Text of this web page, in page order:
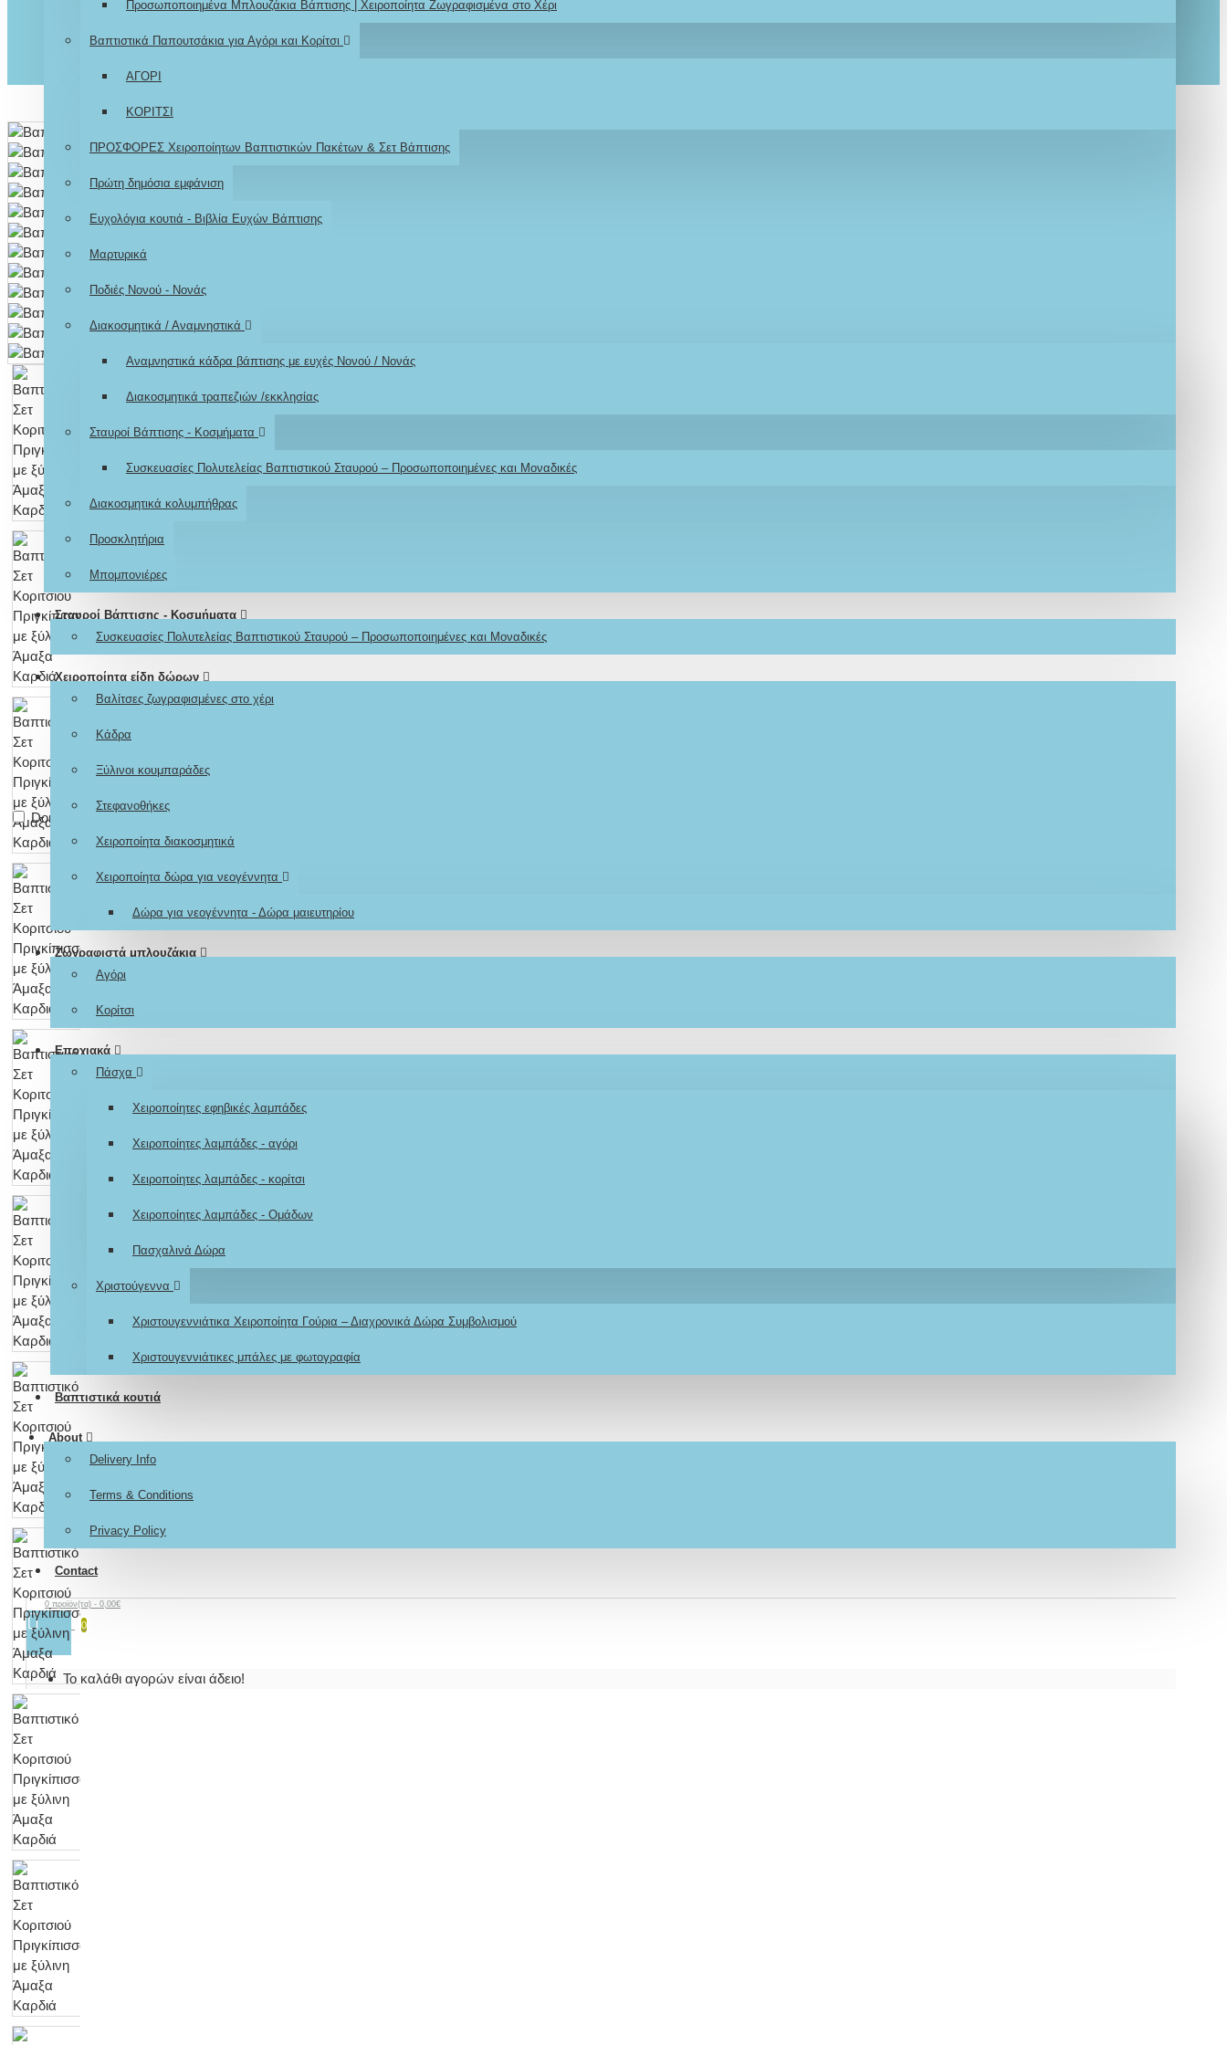
Don't show again.
Προσωποποιημένα Μπλουζάκια Βάπτισης | Χειροποίητα Ζωγραφισμένα στο Χέρι
Βαπτιστικά Παπουτσάκια για Αγόρι και Κορίτσι
ΑΓΟΡΙ
ΚΟΡΙΤΣΙ
ΠΡΟΣΦΟΡΕΣ Χειροποίητων Βαπτιστικών Πακέτων & Σετ Βάπτισης
Πρώτη δημόσια εμφάνιση
Ευχολόγια κουτιά - Βιβλία Ευχών Βάπτισης
Μαρτυρικά
Ποδιές Νονού - Νονάς
Διακοσμητικά / Αναμνηστικά
Αναμνηστικά κάδρα βάπτισης με ευχές Νονού / Νονάς
Διακοσμητικά τραπεζιών /εκκλησίας
Σταυροί Βάπτισης - Κοσμήματα
Συσκευασίες Πολυτελείας Βαπτιστικού Σταυρού – Προσωποποιημένες και Μοναδικές
Διακοσμητικά κολυμπήθρας
Προσκλητήρια
Μπομπονιέρες
Σταυροί Βάπτισης - Κοσμήματα
Συσκευασίες Πολυτελείας Βαπτιστικού Σταυρού – Προσωποποιημένες και Μοναδικές
Χειροποίητα είδη δώρων
Βαλίτσες ζωγραφισμένες στο χέρι
Κάδρα
Ξύλινοι κουμπαράδες
Στεφανοθήκες
Χειροποίητα διακοσμητικά
Χειροποίητα δώρα για νεογέννητα
Δώρα για νεογέννητα - Δώρα μαιευτηρίου
Ζωγραφιστά μπλουζάκια
Αγόρι
Κορίτσι
Εποχιακά
Πάσχα
Χειροποίητες εφηβικές λαμπάδες
Χειροποίητες λαμπάδες - αγόρι
Χειροποίητες λαμπάδες - κορίτσι
Χειροποίητες λαμπάδες - Ομάδων
Πασχαλινά Δώρα
Χριστούγεννα
Χριστουγεννιάτικα Χειροποίητα Γούρια – Διαχρονικά Δώρα Συμβολισμού
Χριστουγεννιάτικες μπάλες με φωτογραφία
Βαπτιστικά κουτιά
About
Delivery Info
Terms & Conditions
Privacy Policy
Contact
0 προϊόν(τα) - 0,00€
0
Το καλάθι αγορών είναι άδειο!
Για το προϊόν